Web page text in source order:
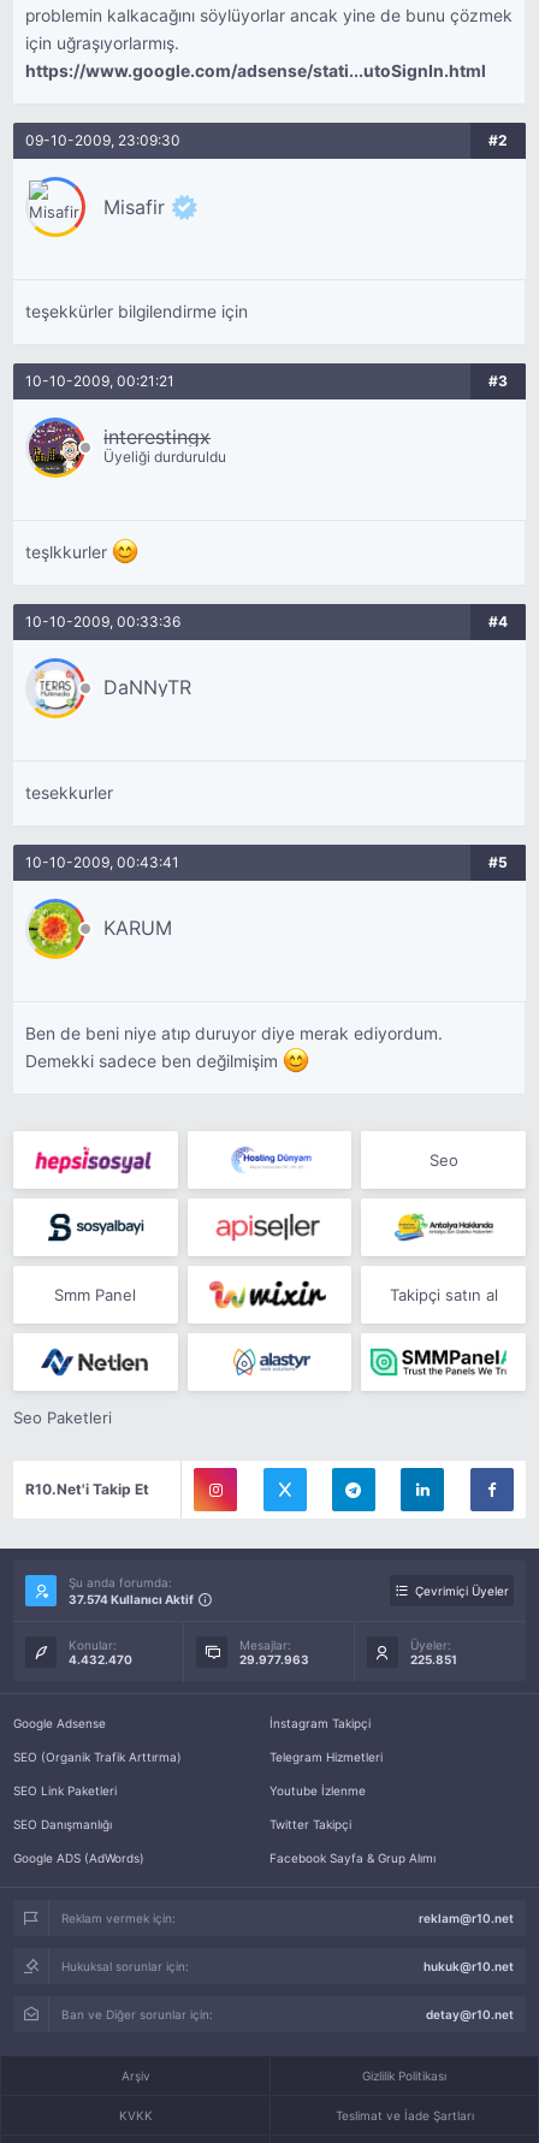
problemin kalkacağını söylüyorlar ancak yine de bunu çözmek
için uğraşıyorlarmış.
https://www.google.com/adsense/stati...utoSignIn.html
09-10-2009, 23:09:30 #2
Misafir
teşekkürler bilgilendirme için
10-10-2009, 00:21:21 #3
interestingx
Üyeliği durduruldu
teşlkkurler
10-10-2009, 00:33:36 #4
DaNNyTR
tesekkurler
10-10-2009, 00:43:41 #5
KARUM
Ben de beni niye atıp duruyor diye merak ediyordum.
Demekki sadece ben değilmişim
Seo
Smm Panel Takipçi satın al
Seo Paketleri
R10.Net'i Takip Et
Şu anda forumda:
37.574 Kullanıcı Aktif
Çevrimiçi Üyeler
Konular:
4.432.470
Mesajlar:
29.977.963
Üyeler:
225.851
Google Adsense
SEO (Organik Trafik Arttırma)
SEO Link Paketleri
SEO Danışmanlığı
Google ADS (AdWords)
İnstagram Takipçi
Telegram Hizmetleri
Youtube İzlenme
Twitter Takipçi
Facebook Sayfa & Grup Alımı
Reklam vermek için: reklam@r10.net
Hukuksal sorunlar için: hukuk@r10.net
Ban ve Diğer sorunlar için: detay@r10.net
Arşiv Gizlilik Politikası
KVKK Teslimat ve İade Şartları